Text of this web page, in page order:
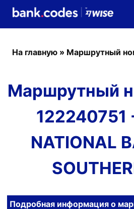
На главную » Маршрутный
Маршрутный
122240751
NATIONAL
Подробная информация о